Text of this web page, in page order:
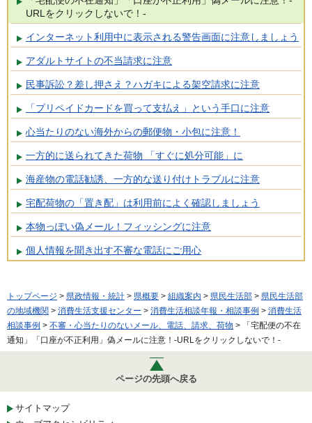
URLをクリックしないで！-
インターネット利用中に表示される警告画面に注意しましょう
アダルトサイトの不当請求に注意
民事訴訟？差し押さえ？ハガキによる架空請求に注意
「プリペイドカードを買って支払え」という手口に注意
心当たりのない海外からの郵便物・小包に注意！
一方的に送られてきた荷物 「すぐに処分可能」に
海産物の電話勧誘、一方的な送り付けトラブルに注意
宅配荷物の「置き配」は利用前によく確認しましょう
本物っぽい偽メール！フィッシングに注意
個人情報を聞き出す不審な電話にご用心
トップページ > 県政情報・統計 > 県概要 > 組織案内 > 県民生活部 > 県民生活部
の地域機関 > 消費生活支援センター > 消費生活相談年報・相談事例 > 消費生活
相談事例 > 不審・心当たりのないメール、電話、請求、荷物 > 「宅配便の不在
通知」「口座が不正利用」偽メールに注意！-URLをクリックしないで！-
ページの先頭へ戻る
サイトマップ